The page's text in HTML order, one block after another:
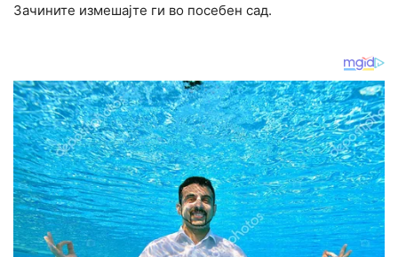
Зачините измешајте ги во посебен сад.